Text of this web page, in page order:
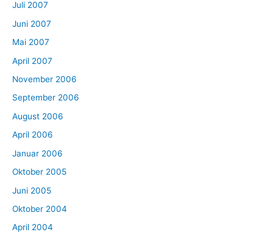
Juli 2007
Juni 2007
Mai 2007
April 2007
November 2006
September 2006
August 2006
April 2006
Januar 2006
Oktober 2005
Juni 2005
Oktober 2004
April 2004